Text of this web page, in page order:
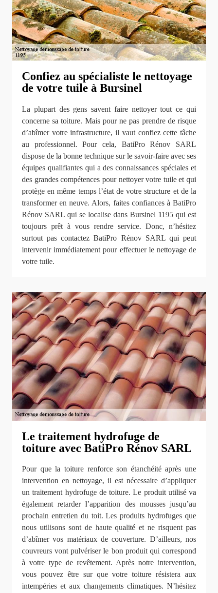
Confiez au spécialiste le nettoyage
de votre tuile à Bursinel
La plupart des gens savent faire nettoyer tout ce qui
concerne sa toiture. Mais pour ne pas prendre de risque
d’abîmer votre infrastructure, il vaut confiez cette tâche
au professionnel. Pour cela, BatiPro Rénov SARL
dispose de la bonne technique sur le savoir-faire avec ses
équipes qualifiantes qui a des connaissances spéciales et
des grandes compétences pour nettoyer votre tuile et qui
protège en même temps l’état de votre structure et de la
transformer en neuve. Alors, faites confiances à BatiPro
Rénov SARL qui se localise dans Bursinel 1195 qui est
toujours prêt à vous rendre service. Donc, n’hésitez
surtout pas contactez BatiPro Rénov SARL qui peut
intervenir immédiatement pour effectuer le nettoyage de
votre tuile.
Le traitement hydrofuge de
toiture avec BatiPro Rénov SARL
Pour que la toiture renforce son étanchéité après une
intervention en nettoyage, il est nécessaire d’appliquer
un traitement hydrofuge de toiture. Le produit utilisé va
également retarder l’apparition des mousses jusqu’au
prochain entretien du toit. Les produits hydrofuges que
nous utilisons sont de haute qualité et ne risquent pas
d’abîmer vos matériaux de couverture. D’ailleurs, nos
couvreurs vont pulvériser le bon produit qui correspond
à votre type de revêtement. Après notre intervention,
vous pouvez être sur que votre toiture résistera aux
intempéries et aux changements climatiques. N’hésitez